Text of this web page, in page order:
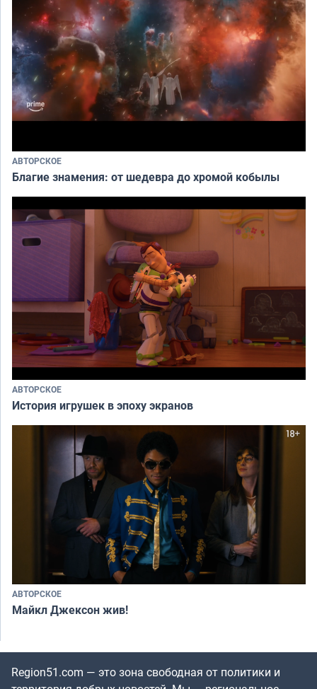
АВТОРСКОЕ
Благие знамения: от шедевра до хромой кобылы
АВТОРСКОЕ
История игрушек в эпоху экранов
АВТОРСКОЕ
Майкл Джексон жив!
Region51.com — это зона свободная от политики и